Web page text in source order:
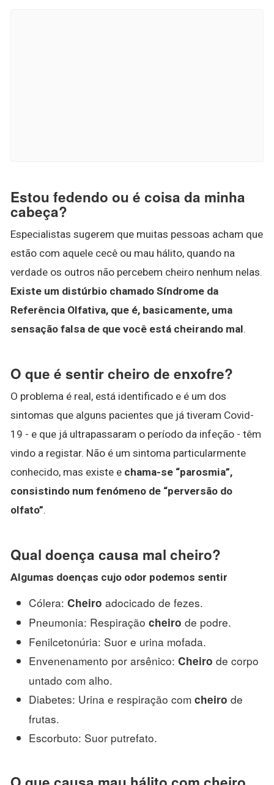
Estou fedendo ou é coisa da minha
cabeça?
Especialistas sugerem que muitas pessoas acham que
estão com aquele cecê ou mau hálito, quando na
verdade os outros não percebem cheiro nenhum nelas.
Existe um distúrbio chamado Síndrome da
Referência Olfativa, que é, basicamente, uma
sensação falsa de que você está cheirando mal.
O que é sentir cheiro de enxofre?
O problema é real, está identificado e é um dos
sintomas que alguns pacientes que já tiveram Covid-
19 - e que já ultrapassaram o período da infeção - têm
vindo a registar. Não é um sintoma particularmente
conhecido, mas existe e chama-se “parosmia”,
consistindo num fenómeno de “perversão do
olfato”.
Qual doença causa mal cheiro?
Algumas doenças cujo odor podemos sentir
Cólera: Cheiro adocicado de fezes.
Pneumonia: Respiração cheiro de podre.
Fenilcetonúria: Suor e urina mofada.
Envenenamento por arsênico: Cheiro de corpo
untado com alho.
Diabetes: Urina e respiração com cheiro de
frutas.
Escorbuto: Suor putrefato.